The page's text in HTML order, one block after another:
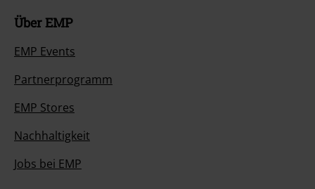
Über EMP
EMP Events
Partnerprogramm
EMP Stores
Nachhaltigkeit
Jobs bei EMP